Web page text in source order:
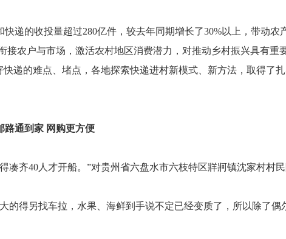
递的收投量超过280亿件，较去年同期增长了30%以上，带动农
接农户与市场，激活农村地区消费潜力，对推动乡村振兴具有重
递的难点、堵点，各地探索快递进村新模式、新方法，取得了
路通到家 网购更方便
凑齐40人才开船。”对贵州省六盘水市六枝特区牂牁镇沈家村村
的得另找车拉，水果、海鲜到手说不定已经变质了，所以除了偶